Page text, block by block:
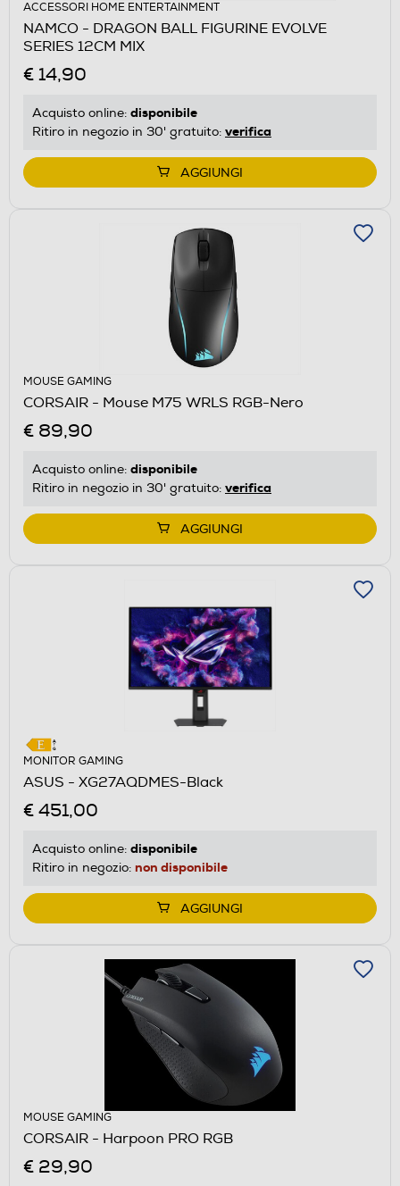
ACCESSORI HOME ENTERTAINMENT
NAMCO - DRAGON BALL FIGURINE EVOLVE
SERIES 12CM MIX
€ 14,90
Acquisto online: disponibile
Ritiro in negozio in 30' gratuito: verifica
AGGIUNGI
MOUSE GAMING
CORSAIR - Mouse M75 WRLS RGB-Nero
€ 89,90
Acquisto online: disponibile
Ritiro in negozio in 30' gratuito: verifica
AGGIUNGI
MONITOR GAMING
ASUS - XG27AQDMES-Black
€ 451,00
Acquisto online: disponibile
Ritiro in negozio: non disponibile
AGGIUNGI
MOUSE GAMING
CORSAIR - Harpoon PRO RGB
€ 29,90